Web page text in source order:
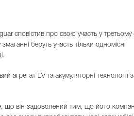
сповістив про свою участь у третьому
беруть участь тільки одномісні
EV та акумуляторні технології
що він задоволений тим, що його